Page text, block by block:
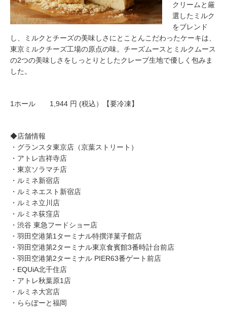
クリームと厳
選したミルク
をブレンド
し、ミルクとチーズの美味しさにとことんこだわったケーキは、
東京ミルクチーズ工場の原点の味。チーズムースとミルクムース
の2つの美味しさをしっとりとしたクレープ生地で優しく包みま
した。
1ホール 1,944 円 (税込）【要冷凍】
◆店舗情報
・グランスタ東京店（京葉ストリート）
・アトレ吉祥寺店
・東京ソラマチ店
・ルミネ新宿店
・ルミネエスト新宿店
・ルミネ立川店
・ルミネ荻窪店
・渋谷 東急フードショー店
・羽田空港第1ターミナル特撰洋菓子館店
・羽田空港第2ターミナル東京食賓館3番時計台前店
・羽田空港第2ターミナル PIER63番ゲート前店
・EQUiA北千住店
・アトレ秋葉原1店
・ルミネ大宮店
・ららぽーと福岡